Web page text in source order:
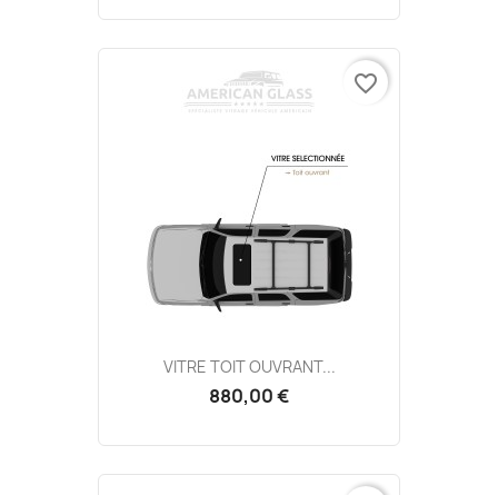
VITRE TOIT OUVRANT...
880,00 €
favorite_border